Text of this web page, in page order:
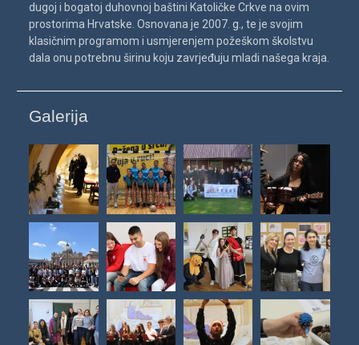
dugoj i bogatoj duhovnoj baštini Katoličke Crkve na ovim
prostorima Hrvatske. Osnovana je 2007. g., te je svojim
klasičnim programom i usmjerenjem požeškom školstvu
dala onu potrebnu širinu koju zavrjeđuju mladi našega kraja.
Galerija